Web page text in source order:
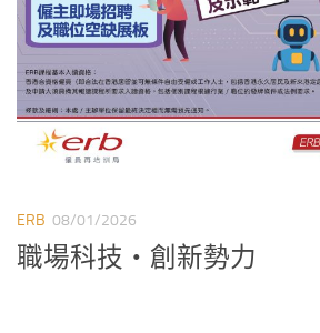
ERB 08/01/2026
職場科技‧創新勢力